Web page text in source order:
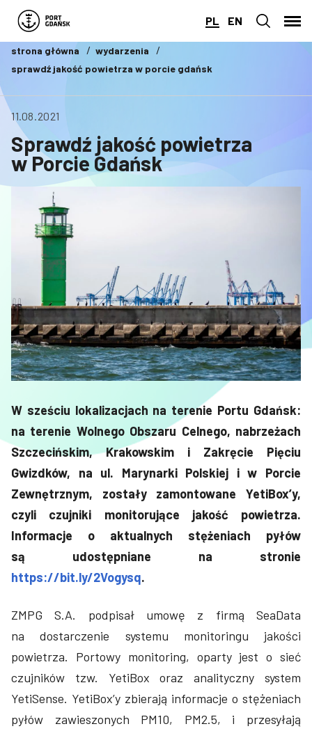
PL EN
strona główna
wydarzenia
sprawdź jakość powietrza w porcie gdańsk
11.08.2021
Sprawdź jakość powietrza
w Porcie Gdańsk
W sześciu lokalizacjach na terenie Portu Gdańsk:
na terenie Wolnego Obszaru Celnego, nabrzeżach
Szczecińskim, Krakowskim i Zakręcie Pięciu
Gwizdków, na ul. Marynarki Polskiej i w Porcie
Zewnętrznym, zostały zamontowane YetiBox’y,
czyli czujniki monitorujące jakość powietrza.
Informacje o aktualnych stężeniach pyłów
są udostępniane na stronie
https://bit.ly/2Vogysq.
ZMPG S.A. podpisał umowę z firmą SeaData
na dostarczenie systemu monitoringu jakości
powietrza. Portowy monitoring, oparty jest o sieć
czujników tzw. YetiBox oraz analityczny system
YetiSense. YetiBox’y zbierają informacje o stężeniach
pyłów zawieszonych PM10, PM2.5, i przesyłają